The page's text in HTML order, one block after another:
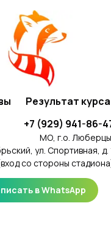
Результат курса
+7 (929) 941-86-
МО, г.о.
ул. Спортивная, д.
со стороны
в WhatsApp